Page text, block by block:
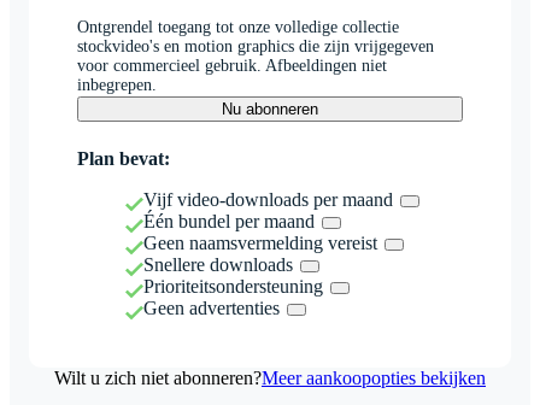
Ontgrendel toegang tot onze volledige collectie
stockvideo's en motion graphics die zijn vrijgegeven
voor commercieel gebruik. Afbeeldingen niet
inbegrepen.
Nu abonneren
Plan bevat:
Vijf video-downloads per maand
Één bundel per maand
Geen naamsvermelding vereist
Snellere downloads
Prioriteitsondersteuning
Geen advertenties
Wilt u zich niet abonneren?Meer aankoopopties bekijken